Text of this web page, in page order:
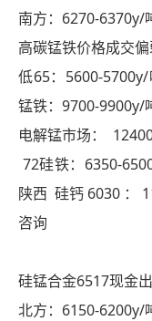
南方：6270-6370y/
高碳锰铁价格成交
低65：5600-
锰铁：9700-
电解锰市场：
72硅铁：6350-
陕西 硅钙 6030
咨询
硅锰合金6517现金出
北方：6150-6200y/